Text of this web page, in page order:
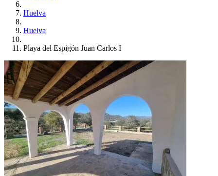
Huelva
Huelva
Playa del Espigón Juan Carlos I